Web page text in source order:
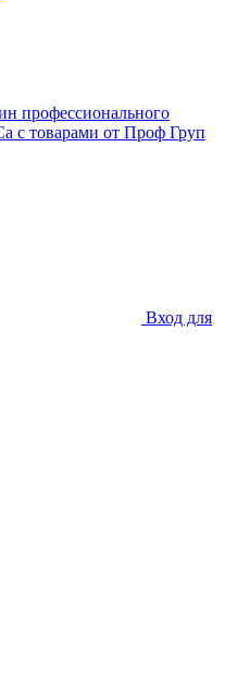
профессионального
с товарами от Проф Груп
Вход для